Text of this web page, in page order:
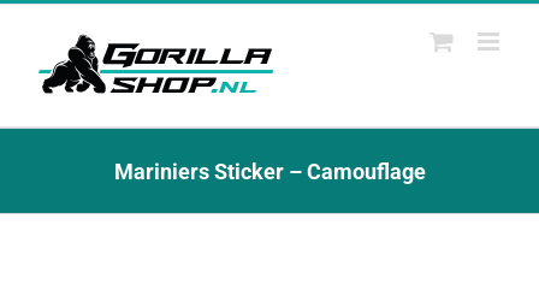
Ga
Mariniers Sticker – Camouflage